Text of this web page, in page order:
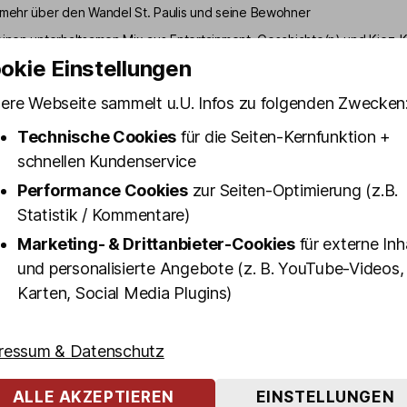
über den Wandel St. Paulis und seine Bewohner
unterhaltsamen Mix aus Entertainment, Geschichte(n) und Kiez-
Geschichten über die Herbertstraße, Davidwache, den
Olivias Kostümfundus (sonntags bis donnerstags)
Kult-Schnaps inklusive
eine unterhaltsame Reeperbahn Führung, bei der du
Pauli erfährst? Dann empfehlen wir dir unsere "BEST
Kieztour.
Reeperbahn Führung steht der Stadtteil und die
Unsere Guides präsentieren dir in 100 Minuten ihr
"Best of St. Pauli" - Altes und Neues, Geheimtipps
den weltbekanntem Stadtteil wissen musst.
die Kulissen von Hamburgs "sündigster Meile" und
Einstellungen
Webseite sammelt u.U. Infos zu folgenden Zwecken:
Technische Cookies für die Seiten-Kernfunktion +
schnellen Kundenservice
Performance Cookieszur Seiten-Optimierung (z.B.
Statistik / Kommentare)
Marketing- & Drittanbieter-Cookiesfür externe
und personalisierte Angebote (z. B. YouTube-Videos,
Karten, Social Media Plugins)
& Datenschutz
ALLE AKZEPTIEREN EINSTELLUNGEN